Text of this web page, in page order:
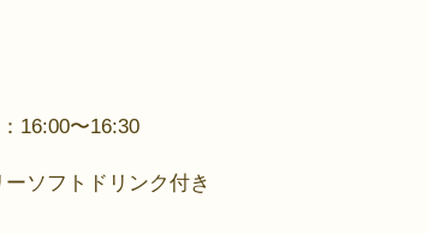
16:00〜16:30
ソフトドリンク付き